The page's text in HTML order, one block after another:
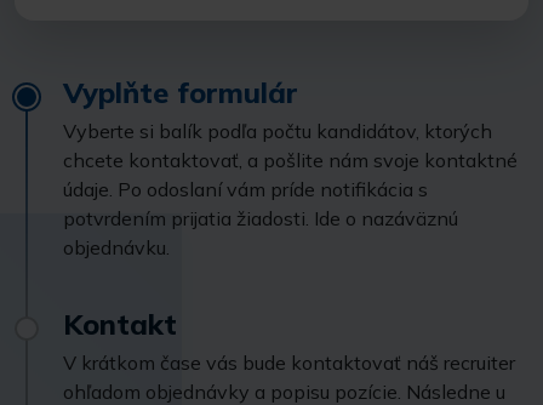
Vyplňte formulár
Vyberte si balík podľa počtu kandidátov, ktorých
chcete kontaktovať, a pošlite nám svoje kontaktné
údaje. Po odoslaní vám príde notifikácia s
potvrdením prijatia žiadosti. Ide o nazáväznú
objednávku.
Kontakt
V krátkom čase vás bude kontaktovať náš recruiter
ohľadom objednávky a popisu pozície. Následne u